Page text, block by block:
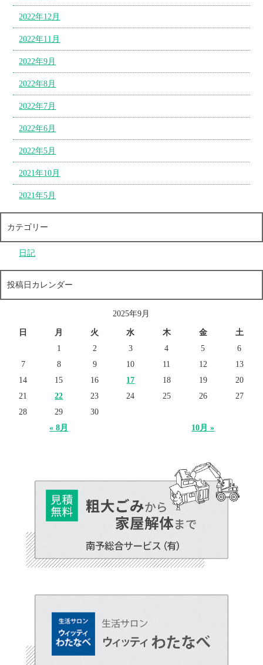
2022年12月
2022年11月
2022年9月
2022年8月
2022年7月
2022年6月
2022年5月
2021年10月
2021年5月
カテゴリー
日記
投稿日カレンダー
2025年9月
日 月 火 水 木 金 土
« 8月 10月 »
1 2 3 4 5
6
7
8 9 10 11 12
13
14
15 16 17 18 19
20
21
22 23 24 25 26
27
28
29 30